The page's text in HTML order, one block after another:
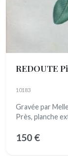
REDOUTE
10183
Gravée par
Près, planche
150 €